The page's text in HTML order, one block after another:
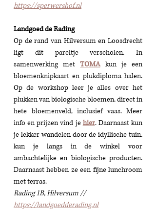
https://sperwershof.nl
Landgoed de Rading
Op de rand van Hilversum en Loosdrecht
ligt dit pareltje verscholen. In
samenwerking met TOMA kun je een
bloemenknipkaart en plukdiploma halen.
Op de workshop leer je alles over het
plukken van biologische bloemen, direct in
hete bloemenveld, inclusief vaas. Meer
info en prijzen vind je hier. Daarnaast kun
je lekker wandelen door de idyllische tuin,
kun je langs in de winkel voor
ambachtelijke en biologische producten.
Daarnaast hebben ze een fijne lunchroom
met terras.
Rading 1B, Hilversum //
https://landgoedderading.nl